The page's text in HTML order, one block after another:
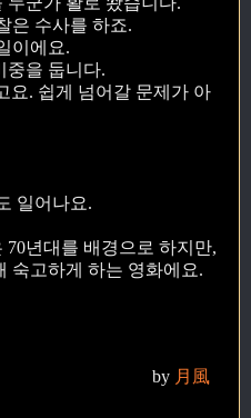
은 수사를 하죠.
이에요.
중을 둡니다.
요. 쉽게 넘어갈 문제가 아
일어나요.
년대를 배경으로 하지만,
숙고하게 하는 영화에요.
by 月風